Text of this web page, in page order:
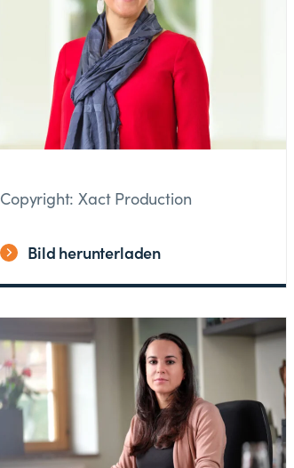
Copyright: Xact Production
Bild herunterladen